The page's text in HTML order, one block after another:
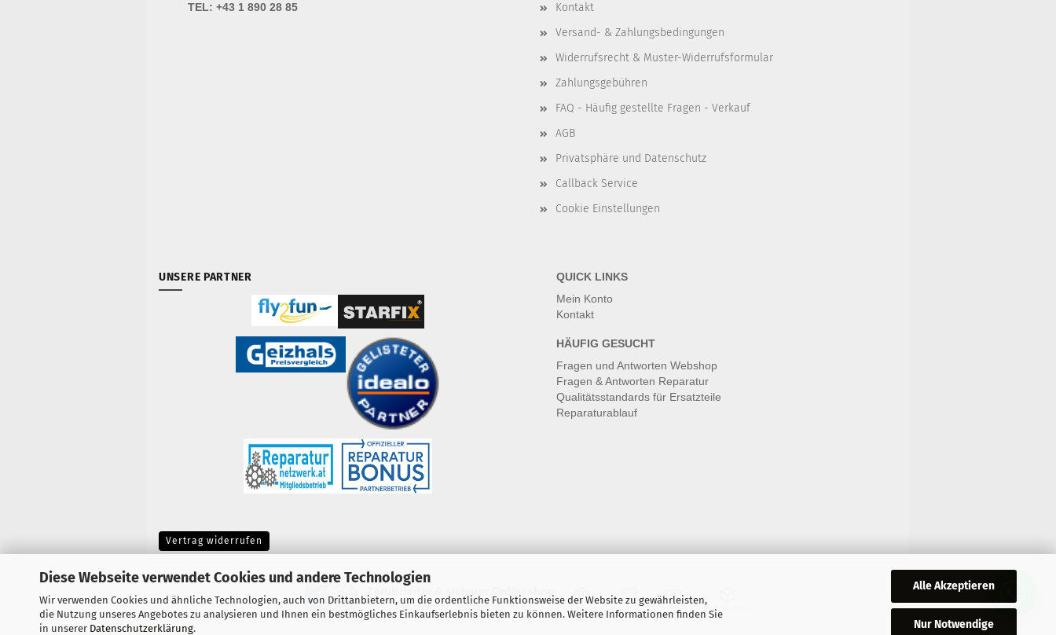
Diese Webseite verwendet Cookies und andere Technologien
Wir verwenden Cookies und ähnliche Technologien, auch von Drittanbietern, um die ordentliche Funktionsweise der Website zu gewährleisten,
die Nutzung unseres Angebotes zu analysieren und Ihnen ein bestmögliches Einkaufserlebnis bieten zu können. Weitere Informationen finden Sie
in unserer Datenschutzerklärung.
Alle Akzeptieren
Nur Notwendige
TEL: +43 1 890 28 85
Kontakt
Versand- & Zahlungsbedingungen
Widerrufsrecht & Muster-Widerrufsformular
Zahlungsgebühren
FAQ - Häufig gestellte Fragen - Verkauf
AGB
Privatsphäre und Datenschutz
Callback Service
Cookie Einstellungen
UNSERE PARTNER
QUICK LINKS
Mein Konto
Kontakt
HÄUFIG GESUCHT
Fragen und Antworten Webshop
Fragen & Antworten Reparatur
Qualitätsstandards für Ersatzteile
Reparaturablauf
Vertrag widerrufen
Kostenloser Versand ab 30 € Vorkasse Karte Bar Nachnahme